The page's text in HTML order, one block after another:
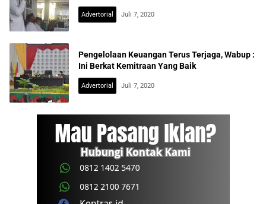
Advertorial Juli 7, 2020
Pengelolaan Keuangan Terus Terjaga, Wabup :
Ini Berkat Kemitraan Yang Baik
Advertorial Juli 7, 2020